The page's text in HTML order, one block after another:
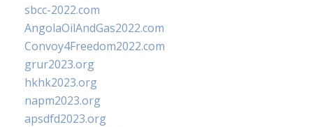
sbcc-2022.com
AngolaOilAndGas2022.com
Convoy4Freedom2022.com
grur2023.org
hkhk2023.org
napm2023.org
apsdfd2023.org